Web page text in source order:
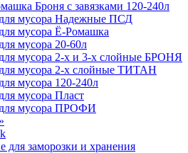
Броня с завязками 120-240л
мусора Надежные ПСД
мусора Ё-Ромашка
мусора 20-60л
мусора 2-х и 3-х слойные БРОНЯ
мусора 2-х слойные ТИТАН
мусора 120-240л
мусора Пласт
мусора ПРОФИ
для заморозки и хранения